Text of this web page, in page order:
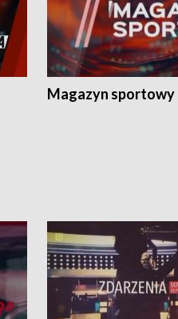
Magazyn sportowy